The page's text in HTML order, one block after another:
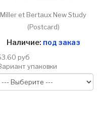
Miller et Bertaux New Study
(Postcard)
Наличие: под заказ
руб
упаковки